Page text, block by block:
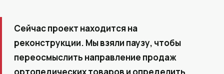
Сейчас проект находится на
реконструкции. Мы взяли паузу, чтобы
переосмыслить направление продаж